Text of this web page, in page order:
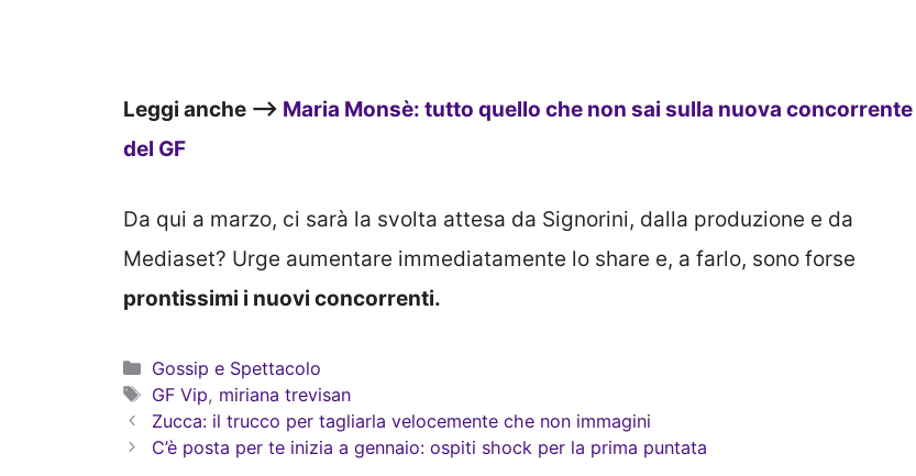
Leggi anche –> Maria Monsè: tutto quello che non sai sulla nuova concorrente
del GF
Da qui a marzo, ci sarà la svolta attesa da Signorini, dalla produzione e da
Mediaset? Urge aumentare immediatamente lo share e, a farlo, sono forse
prontissimi i nuovi concorrenti.
Categorie
Gossip e Spettacolo
Tag
GF Vip, miriana trevisan
Zucca: il trucco per tagliarla velocemente che non immagini
C’è posta per te inizia a gennaio: ospiti shock per la prima puntata